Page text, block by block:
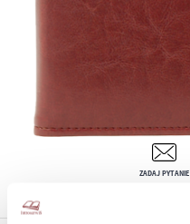
ZADAJ PYTANIE